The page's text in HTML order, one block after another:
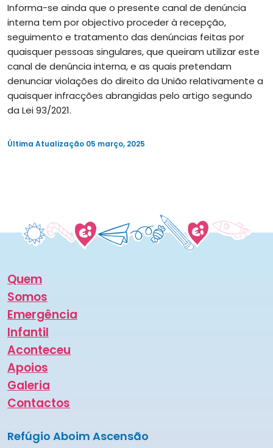
Informa-se ainda que o presente canal de denúncia
interna tem por objectivo proceder à recepção,
seguimento e tratamento das denúncias feitas por
quaisquer pessoas singulares, que queiram utilizar este
canal de denúncia interna, e as quais pretendam
denunciar violações do direito da União relativamente a
quaisquer infracções abrangidas pelo artigo segundo
da Lei 93/2021.
Última Atualização 05 março, 2025
Quem
Somos
Emergência
Infantil
Aconteceu
Apoios
Galeria
Contactos
Refúgio Aboim Ascensão